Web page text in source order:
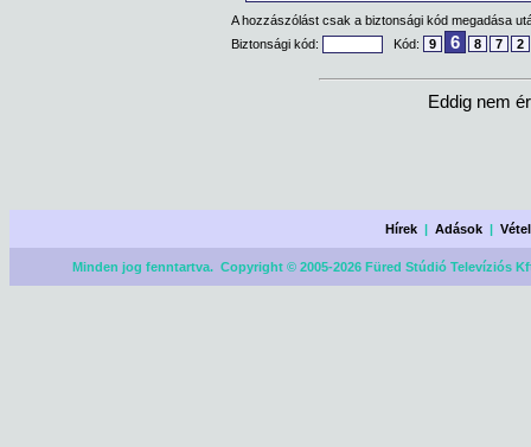
A hozzászólást csak a biztonsági kód megadása
Biztonsági kód:
Kód: 9 6 8 7 2
Eddig nem
Hírek |Adások |
Minden jog fenntartva. Copyright © 2005-2026 Füred Stúdió Televíziós